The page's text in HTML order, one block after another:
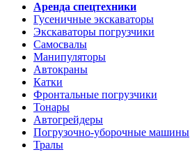
Аренда спецтехники
Гусеничные экскаваторы
Экскаваторы погрузчики
Самосвалы
Манипуляторы
Автокраны
Катки
Фронтальные погрузчики
Тонары
Автогрейдеры
Погрузочно-уборочные машины
Тралы